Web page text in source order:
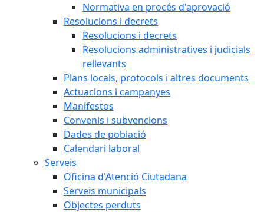
Normativa en procés d'aprovació
Resolucions i decrets
Resolucions i decrets
Resolucions administratives i judicials
rellevants
Plans locals, protocols i altres documents
Actuacions i campanyes
Manifestos
Convenis i subvencions
Dades de població
Calendari laboral
Serveis
Oficina d'Atenció Ciutadana
Serveis municipals
Objectes perduts